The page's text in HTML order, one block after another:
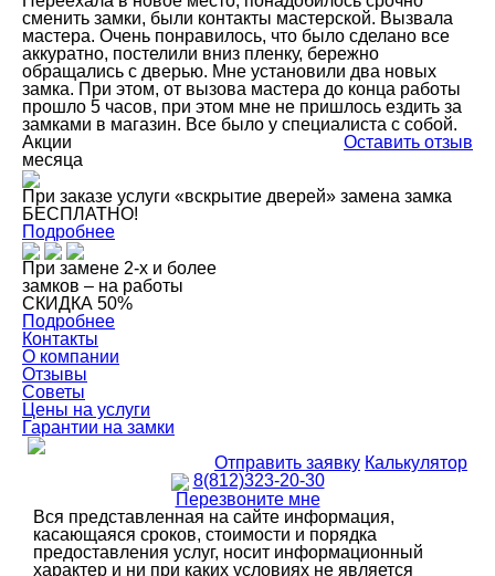
сменить замки, были контакты мастерской. Вызвала
мастера. Очень понравилось, что было сделано все
аккуратно, постелили вниз пленку, бережно
обращались с дверью. Мне установили два новых
замка. При этом, от вызова мастера до конца работы
прошло 5 часов, при этом мне не пришлось ездить за
замками в магазин. Все было у специалиста с собой.
Оставить отзыв
Акции
месяца
При заказе услуги «вскрытие дверей» замена замка
БЕСПЛАТНО!
Подробнее
При замене 2-х и более
замков – на работы
СКИДКА 50%
Подробнее
Контакты
О компании
Отзывы
Советы
Цены на услуги
Гарантии на замки
Отправить заявку Калькулятор
8(812)323-20-30
Перезвоните мне
Вся представленная на сайте информация,
касающаяся сроков, стоимости и порядка
предоставления услуг, носит информационный
характер и ни при каких условиях не является